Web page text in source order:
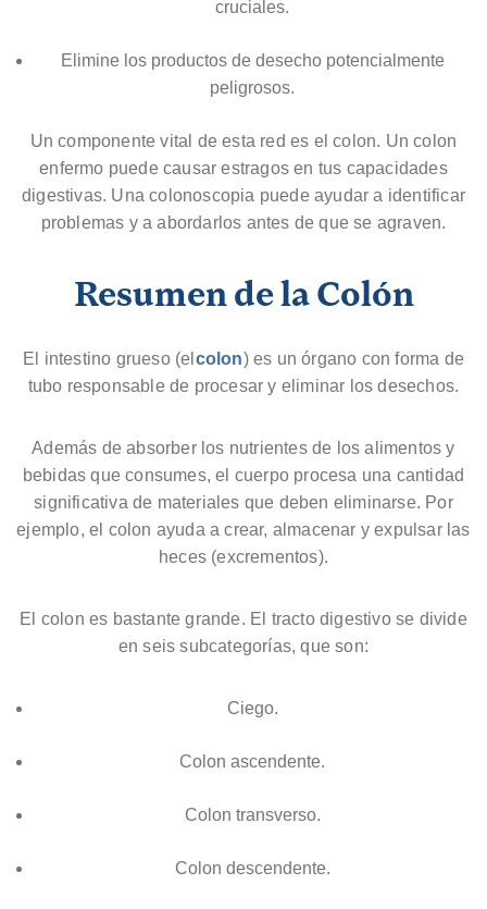
cruciales.
Elimine los productos de desecho potencialmente
peligrosos.
Un componente vital de esta red es el colon. Un colon
enfermo puede causar estragos en tus capacidades
digestivas. Una colonoscopia puede ayudar a identificar
problemas y a abordarlos antes de que se agraven.
Resumen delaColón
El intestino grueso (el colon) es un órgano con forma de
tubo responsable de procesar y eliminar los desechos.
Además de absorber los nutrientes de los alimentos y
bebidas que consumes, el cuerpo procesa una cantidad
significativa de materiales que deben eliminarse. Por
ejemplo, el colon ayuda a crear, almacenar y expulsar las
heces (excrementos).
El colon es bastante grande. El tracto digestivo se divide
en seis subcategorías, que son:
Ciego.
Colon ascendente.
Colon transverso.
Colon descendente.